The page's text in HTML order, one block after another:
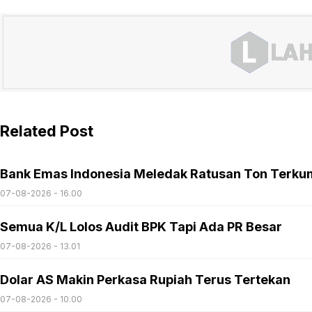
Related Post
Bank Emas Indonesia Meledak Ratusan Ton
07-08-2026 - 16.00
Semua K/L Lolos Audit BPK Tapi Ada PR Besar
07-08-2026 - 13.01
Dolar AS Makin Perkasa Rupiah Terus Tertekan
07-08-2026 - 10.00